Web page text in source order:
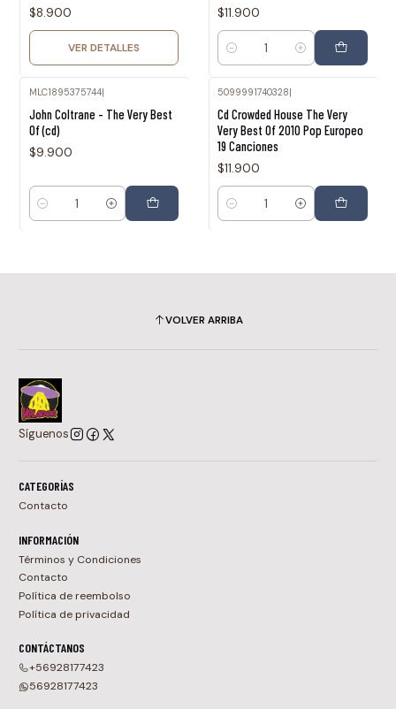
$8.900
VER DETALLES
$11.900
Cantidad
MLC1895375744|
John Coltrane - The Very Best
Of (cd)
$9.900
Cantidad
5099991740328|
Cd Crowded House The Very
Very Best Of 2010 Pop Europeo
19 Canciones
$11.900
Cantidad
VOLVER ARRIBA
Síguenos
CATEGORÍAS
Contacto
INFORMACIÓN
Términos y Condiciones
Contacto
Política de reembolso
Política de privacidad
CONTÁCTANOS
+56928177423
56928177423